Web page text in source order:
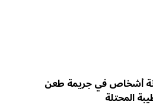
أشخاص في جريمة طعن
المحتلة